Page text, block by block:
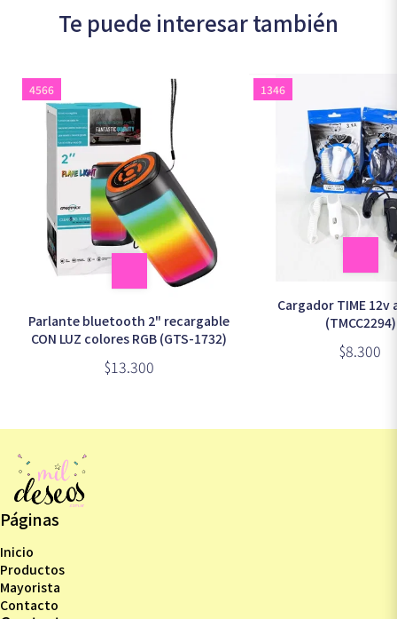
Te puede interesar también
4566
Parlante bluetooth 2" recargable
CON LUZ colores RGB (GTS-1732)
$13.300
1346
Cargador TIME 12v
(TMCC2294)
$8.300
Páginas
Inicio
Productos
Mayorista
Contacto